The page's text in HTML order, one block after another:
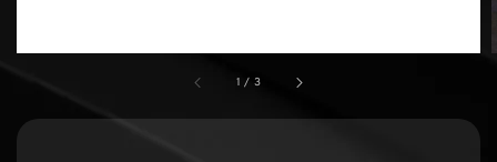
1 / 3